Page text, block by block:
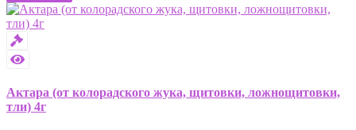
Актара (от колорадского жука, щитовки, ложнощитовки,
тли) 4г